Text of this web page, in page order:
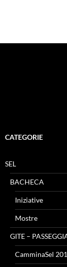
CATEGORIE
SEL
BACHECA
Iniziative
Mostre
GITE –
CamminaSel